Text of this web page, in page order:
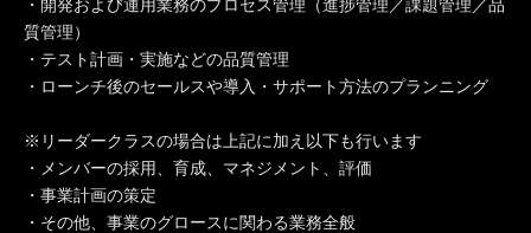
・開発および運用業務のプロセス管理（進捗管理／課題管理／品
質管理）
・テスト計画・実施などの品質管理
・ローンチ後のセールスや導入・サポート方法のプランニング
※リーダークラスの場合は上記に加え以下も行います
・メンバーの採用、育成、マネジメント、評価
・事業計画の策定
・その他、事業のグロースに関わる業務全般